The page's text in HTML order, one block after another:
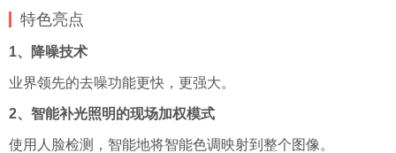
特色亮点
1、降噪技术
业界领先的去噪功能更快，更强大。
2、智能补光照明的现场加权模式
使用人脸检测，智能地将智能色调映射到整个图像。